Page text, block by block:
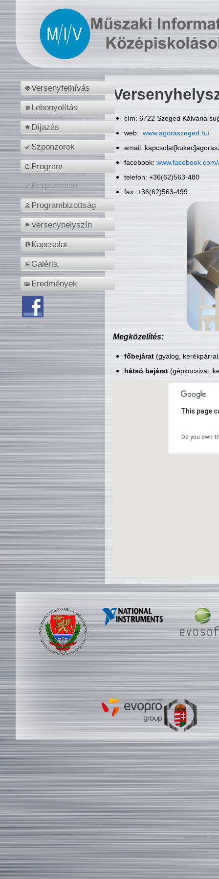
Versenyfelhívás
Lebonyolítás
Díjazás
Szponzorok
Program
Regisztráció
Programbizottság
Versenyhelyszín
Kapcsolat
Galéria
Eredmények
cím: 6722 Szeged Kálvária
web: www.agoraszeged.hu
email:
facebook:
telefon: +36(62)563-480
fax: +36(62)563-499
Megközelítés:
főbejárat(gyalog,
hátsó bejárat(gépkocsival,
This page
Do you own